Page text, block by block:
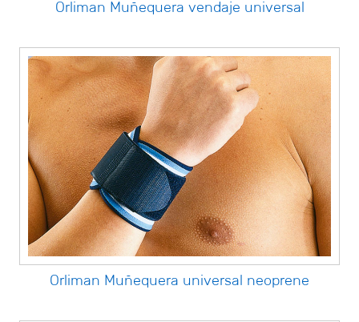
Orliman Muñequera vendaje universal
Orliman Muñequera universal neoprene